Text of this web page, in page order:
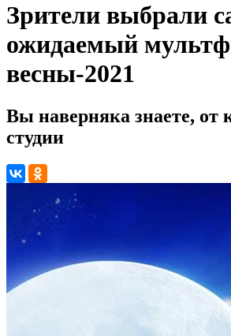
Зрители выбрали
ожидаемый
весны-2021
Вы наверняка знаете, от
студии